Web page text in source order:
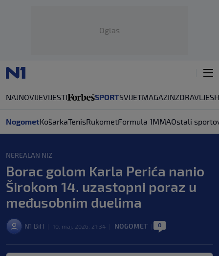
Oglas
NAJNOVIJEVIJESTI SPORTSVIJETMAGAZINZDRAVLJE
NogometKošarkaTenisRukometFormula 1MMAOstali
NEREALAN NIZ
Borac golom Karla Perića nanio
Širokom 14. uzastopni poraz u
međusobnim duelima
N1 BiH 10. maj. 2026. 21:34 NOGOMET 0